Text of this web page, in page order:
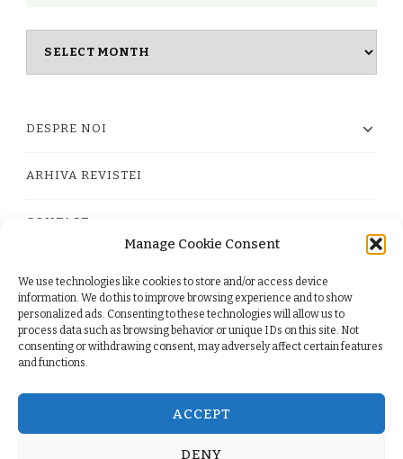
Manage Cookie Consent
We use technologies like cookies to store and/or access device
information. We do this to improve browsing experience and to show
personalized ads. Consenting to these technologies will allow us to
process data such as browsing behavior or unique IDs on this site. Not
consenting or withdrawing consent, may adversely affect certain features
and functions.
ACCEPT
DENY
DESPRE NOI
ARHIVA REVISTEI
CONTACT
PRIVACY POLICY
TERMS